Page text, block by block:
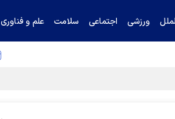
ورزشی اجتماعی سلامت علم و فناوری